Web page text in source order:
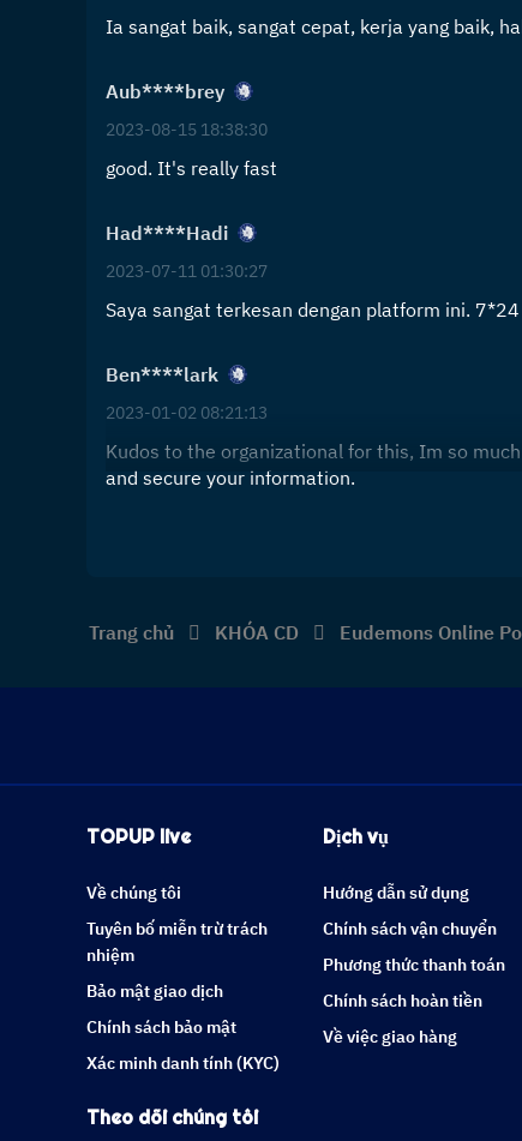
Ia sangat baik, sangat cepat, kerja yang baik,
Aub****brey
2023-08-15 18:38:30
good. It's really fast
Had****Hadi
2023-07-11 01:30:27
Saya sangat terkesan dengan platform ini.
Ben****lark
2023-01-02 08:21:13
Kudos to the organizational for this, Im so
and secure your information.
Trang chủ KHÓA CD Eudemons Online
TOPUP live
Về chúng tôi
Tuyên bố miễn trừ trách
nhiệm
Bảo mật giao dịch
Chính sách bảo mật
Xác minh danh tính (KYC)
Dịch vụ
Hướng dẫn sử dụng
Chính sách vận chuyển
Phương thức thanh toán
Chính sách hoàn tiền
Về việc giao hàng
Theo dõi chúng tôi